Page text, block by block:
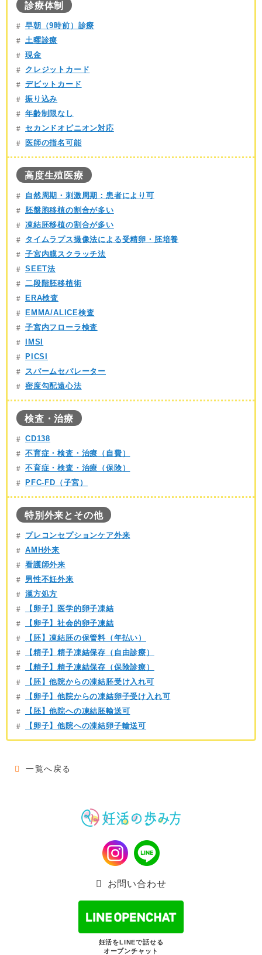
診療体制
早朝（9時前）診療
土曜診療
現金
クレジットカード
デビットカード
振り込み
年齢制限なし
セカンドオピニオン対応
医師の指名可能
高度生殖医療
自然周期・刺激周期：患者により可
胚盤胞移植の割合が多い
凍結胚移植の割合が多い
タイムラプス撮像法による受精卵・胚培養
子宮内膜スクラッチ法
SEET法
二段階胚移植術
ERA検査
EMMA/ALICE検査
子宮内フローラ検査
IMSI
PICSI
スパームセパレーター
密度勾配遠心法
検査・治療
CD138
不育症・検査・治療（自費）
不育症・検査・治療（保険）
PFC-FD（子宮）
特別外来とその他
プレコンセプションケア外来
AMH外来
看護師外来
男性不妊外来
漢方処方
【卵子】医学的卵子凍結
【卵子】社会的卵子凍結
【胚】凍結胚の保管料（年払い）
【精子】精子凍結保存（自由診療）
【精子】精子凍結保存（保険診療）
【胚】他院からの凍結胚受け入れ可
【卵子】他院からの凍結卵子受け入れ可
【胚】他院への凍結胚輸送可
【卵子】他院への凍結卵子輸送可
一覧へ戻る
お問い合わせ
妊活をLINEで話せる
オープンチャット